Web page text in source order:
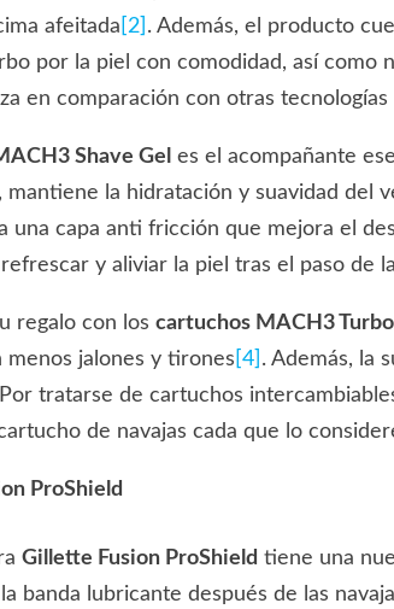
afeitada [2] . Además, el producto
por la piel con comodidad, así como
en comparación con otras
Shave Gel es el acompañante
mantiene la hidratación y suavidad
una capa anti fricción que mejora el
y aliviar la piel tras el paso de
regalo con loscartuchos MACH3 Turbo
jalones y tirones [4] . Además, la
tratarse de cartuchos
de navajas cada que lo
ProShield
Gillette Fusion ProShield tiene una
banda lubricante después de las